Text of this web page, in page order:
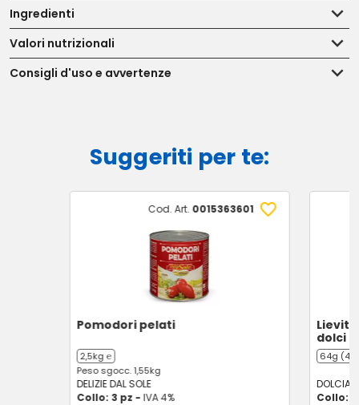
Ingredienti
Valori nutrizionali
Consigli d'uso e avvertenze
Suggeriti per te:
Cod. Art. 0015363601
Pomodori pelati
2,5kg ℮
Peso sgocc. 1,55kg
DELIZIE DAL SOLE
Collo: 3 pz - IVA 4%
dolci
64g (4 x
Collo: